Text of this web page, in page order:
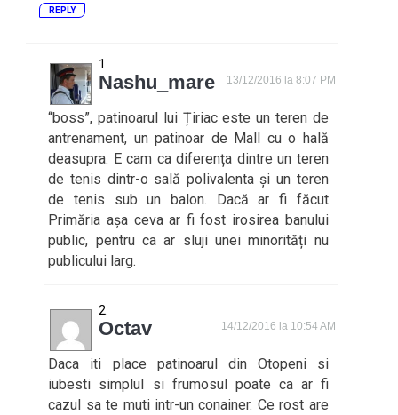
REPLY
Nashu_mare 13/12/2016 la 8:07 PM
“boss”, patinoarul lui Țiriac este un teren de
antrenament, un patinoar de Mall cu o hală
deasupra. E cam ca diferența dintre un teren
de tenis dintr-o sală polivalenta și un teren
de tenis sub un balon. Dacă ar fi făcut
Primăria așa ceva ar fi fost irosirea banului
public, pentru ca ar sluji unei minorități nu
publicului larg.
Octav 14/12/2016 la 10:54 AM
Daca iti place patinoarul din Otopeni si
iubesti simplul si frumosul poate ca ar fi
cazul sa te muti intr-un conainer. Ce rost are